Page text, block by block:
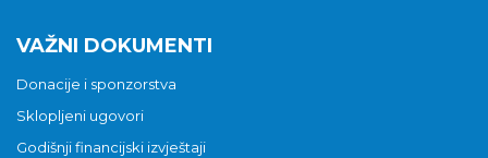
VAŽNI DOKUMENTI
Donacije i sponzorstva
Sklopljeni ugovori
Godišnji financijski izvještaji